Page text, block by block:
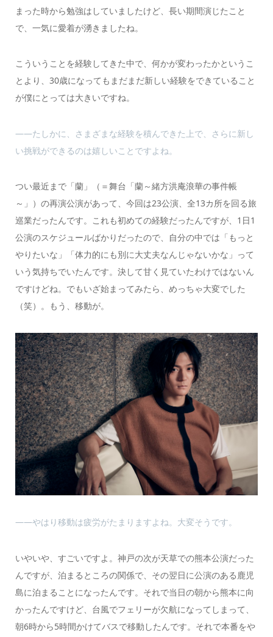
まった時から勉強はしていましたけど、長い期間演じたこと
で、一気に愛着が湧きましたね。
こういうことを経験してきた中で、何かが変わったかというこ
とより、30歳になってもまだまだ新しい経験をできていること
が僕にとっては大きいですね。
――たしかに、さまざまな経験を積んできた上で、さらに新し
い挑戦ができるのは嬉しいことですよね。
つい最近まで「蘭」（＝舞台「蘭～緒方洪庵浪華の事件帳
～」）の再演公演があって、今回は23公演、全13カ所を回る旅
巡業だったんです。これも初めての経験だったんですが、1日1
公演のスケジュールばかりだったので、自分の中では「もっと
やりたいな」「体力的にも別に大丈夫なんじゃないかな」って
いう気持ちでいたんです。決して甘く見ていたわけではないん
ですけどね。でもいざ始まってみたら、めっちゃ大変でした
（笑）。もう、移動が。
――やはり移動は疲労がたまりますよね。大変そうです。
いやいや、すごいですよ。神戸の次が天草での熊本公演だった
んですが、泊まるところの関係で、その翌日に公演のある鹿児
島に泊まることになったんです。それで当日の朝から熊本に向
かったんですけど、台風でフェリーが欠航になってしまって、
朝6時から5時間かけてバスで移動したんです。それで本番をや